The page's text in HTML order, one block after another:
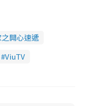
開心速遞
ViuTV